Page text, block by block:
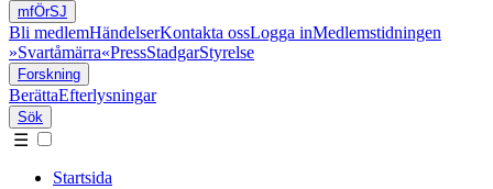
mfÖrSJ
Bli medlemHändelserKontakta ossLogga inMedlemstidningen
»Svartåmärra«PressStadgarStyrelse
Forskning
BerättaEfterlysningar
Sök
☰
Startsida